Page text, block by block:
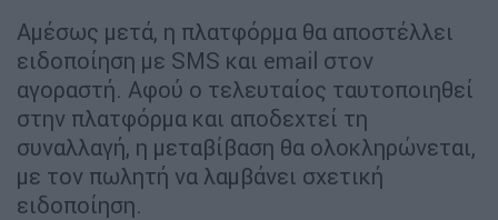
Αμέσως μετά, η πλατφόρμα θα αποστέλλει
ειδοποίηση με SMS και email στον
αγοραστή. Αφού ο τελευταίος ταυτοποιηθεί
στην πλατφόρμα και αποδεχτεί τη
συναλλαγή, η μεταβίβαση θα ολοκληρώνεται,
με τον πωλητή να λαμβάνει σχετική
ειδοποίηση.